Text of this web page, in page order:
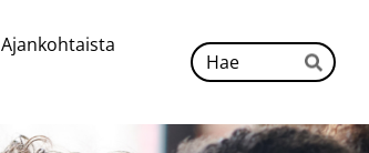
Ajankohtaista
Hae